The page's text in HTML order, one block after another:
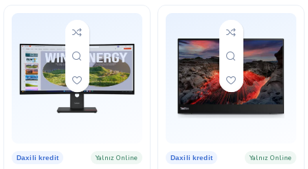
Daxili kredit Yalnız Online Daxili kredit Yalnız Online